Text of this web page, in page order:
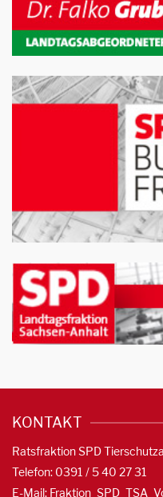
KONTAKT
Ratsfraktion SPD
Telefon: 0391 / 5 40 27 31
E-Mail: